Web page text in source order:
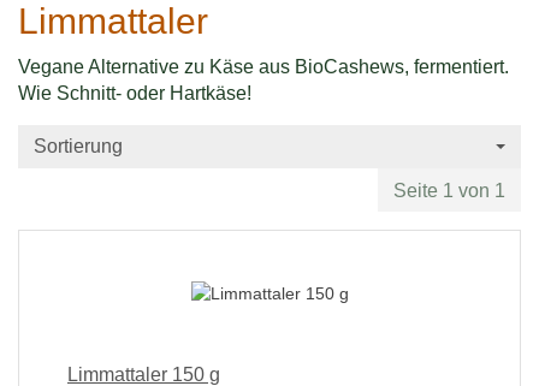
Limmattaler
Vegane Alternative zu Käse aus BioCashews, fermentiert.
Wie Schnitt- oder Hartkäse!
Sortierung
Seite 1 von 1
Limmattaler 150 g